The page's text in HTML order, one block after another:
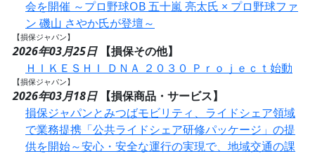
会を開催 ～プロ野球OB 五十嵐 亮太氏 × プロ野球ファ
ン 磯山 さやか氏が登壇～
【損保ジャパン】
2026年03月25日
【損保その他】
ＨＩＫＥＳＨＩ ＤＮＡ ２０３０ Ｐｒｏｊｅｃｔ始動
【損保ジャパン】
2026年03月18日
【損保商品・サービス】
損保ジャパンとみつばモビリティ、ライドシェア領域
で業務提携「公共ライドシェア研修パッケージ」の提
供を開始～安心・安全な運行の実現で、地域交通の課